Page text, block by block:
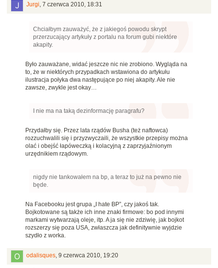
Jurgi, 7 czerwca 2010, 18:31
Chciałbym zauważyć, że z jakiegoś powodu skrypt
przerzucający artykuły z portalu na forum gubi niektóre
akapity.
Było zauważane, widać jeszcze nic nie zrobiono. Wygląda na
to, że w niektórych przypadkach wstawiona do artykułu
ilustracja połyka dwa następujące po niej akapity. Ale nie
zawsze, zwykle jest okay…
I nie ma na taką dezinformację paragrafu?
Przydałby się. Przez lata rządów Busha (też naftowca)
rozzuchwalili się i przyzwyczaili, że wszystkie przepisy można
olać i obejść łapóweczką i kolacyjną z zaprzyjaźnionym
urzędnikiem rządowym.
nigdy nie tankowałem na bp, a teraz to już na pewno nie
będe.
Na Facebooku jest grupa „I hate BP”, czy jakoś tak.
Bojkotowane są także ich inne znaki firmowe: bo pod innymi
markami wytwarzają oleje, itp. A ja się nie zdziwię, jak bojkot
rozszerzy się poza USA, zwłaszcza jak definitywnie wyjdzie
szydło z worka.
odalisques, 9 czerwca 2010, 19:20